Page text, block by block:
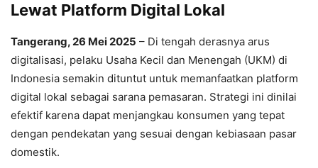
Lewat Platform Digital Lokal
Tangerang, 26 Mei 2025 – Di tengah derasnya arus
digitalisasi, pelaku Usaha Kecil dan Menengah (UKM) di
Indonesia semakin dituntut untuk memanfaatkan platform
digital lokal sebagai sarana pemasaran. Strategi ini dinilai
efektif karena dapat menjangkau konsumen yang tepat
dengan pendekatan yang sesuai dengan kebiasaan pasar
domestik.